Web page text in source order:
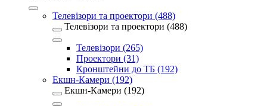
Телевізори та проектори (488)
Телевізори та проектори (488)
Телевізори (265)
Проектори (31)
Кронштейни до ТБ (192)
Екшн-Камери (192)
Екшн-Камери (192)